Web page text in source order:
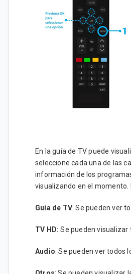
En la guía de TV puede
seleccione cada una de las
información de los
visualizando en el momento.
Guía de TV: Se pueden ver
TV HD: Se pueden visualizar
Audio: Se pueden ver todos